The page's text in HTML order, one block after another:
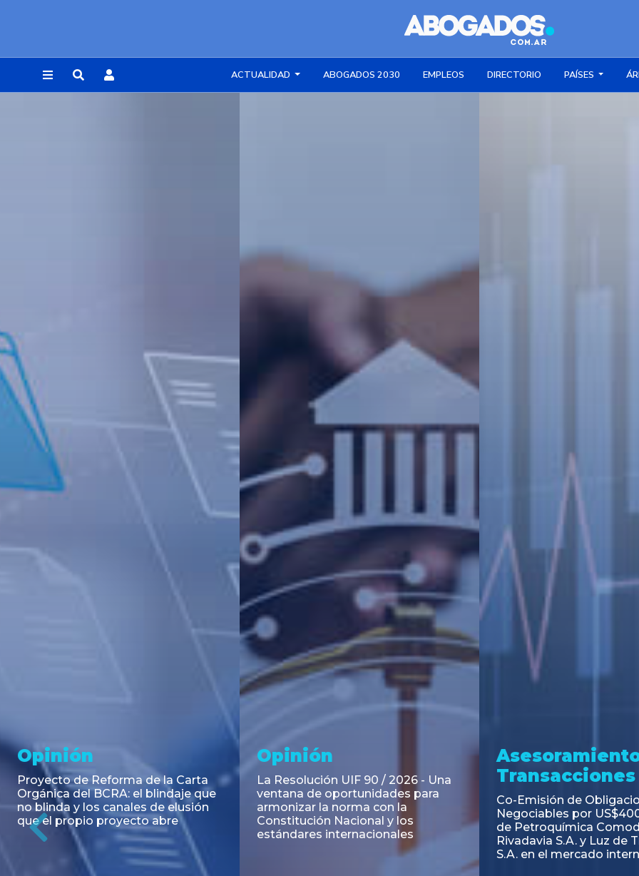
ACTUALIDAD ABOGADOS 2030 EMPLEOS DIRECTORIO PAÍSES
Noticia
RESOLUCIÓN 271/2026 de la
SECRETARIA DE COORDINACIÓN
DE PRODUCCIÓN: Actualización y
unificación de las advertencias
obligatorias en la publicidad de
juegos y apuestas en...
Asesoramiento y
Transacciones
Emisión de Obligaciones
Negociables Clase E de Central
Puerto S.A. por un Valor Nominal
de U$S 98.897.303
Transacciones
PAGBAM asesoró a
autorización para la
de los Certificados de
del Fideicomiso
Inmobiliario "Espacio
Previous